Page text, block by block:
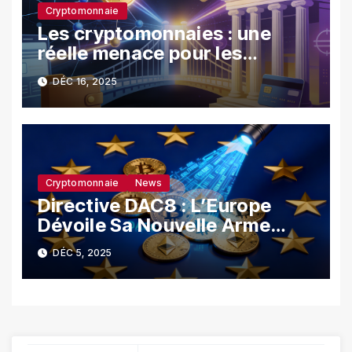
Cryptomonnaie
Les cryptomonnaies : une
réelle menace pour les
banques ?
DÉC 16, 2025
Cryptomonnaie News
Directive DAC8 : L’Europe
Dévoile Sa Nouvelle Arme
Contre La Fraude Fiscale
Crypto
DÉC 5, 2025